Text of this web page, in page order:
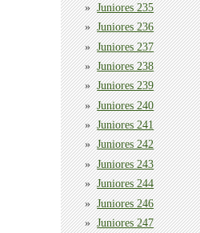
Juniores 235
Juniores 236
Juniores 237
Juniores 238
Juniores 239
Juniores 240
Juniores 241
Juniores 242
Juniores 243
Juniores 244
Juniores 246
Juniores 247